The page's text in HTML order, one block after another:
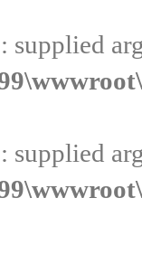
supplied
supplied